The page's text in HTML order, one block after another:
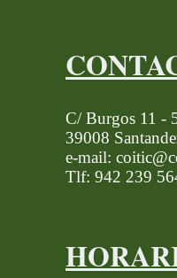
C/ Burgos 11 -
39008
e-mail:
Tlf: 942 239